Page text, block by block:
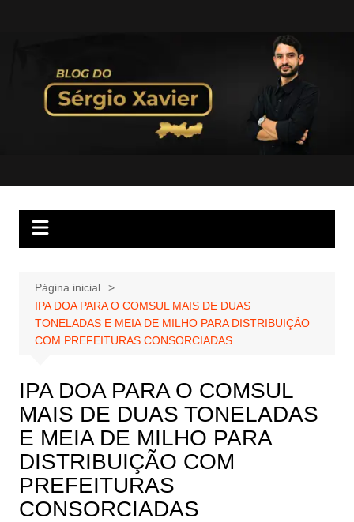
Página inicial
IPA DOA PARA O COMSUL MAIS DE DUAS
TONELADAS E MEIA DE MILHO PARA DISTRIBUIÇÃO
COM PREFEITURAS CONSORCIADAS
IPA DOA PARA O COMSUL
MAIS DE DUAS TONELADAS
E MEIA DE MILHO PARA
DISTRIBUIÇÃO COM
PREFEITURAS
CONSORCIADAS